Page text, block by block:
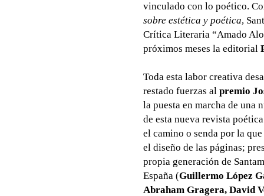
vinculado con lo poético.
sobre estética y poética,
Crítica Literaria “Amado
próximos meses la editorial
Toda esta labor creativa
restado fuerzas al premio
la puesta en marcha de una
de esta nueva revista
el camino o senda por la
el diseño de las páginas;
propia generación de
España (Guillermo López
Abraham Gragera, David